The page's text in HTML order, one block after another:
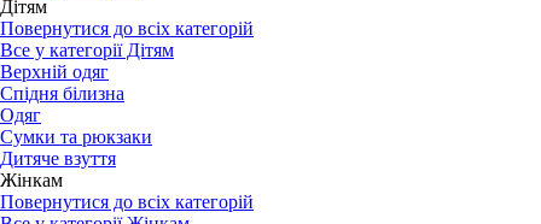
Дітям
Повернутися до всіх категорій
Все у категорії Дітям
Верхній одяг
Спідня білизна
Одяг
Сумки та рюкзаки
Дитяче взуття
Жінкам
Повернутися до всіх категорій